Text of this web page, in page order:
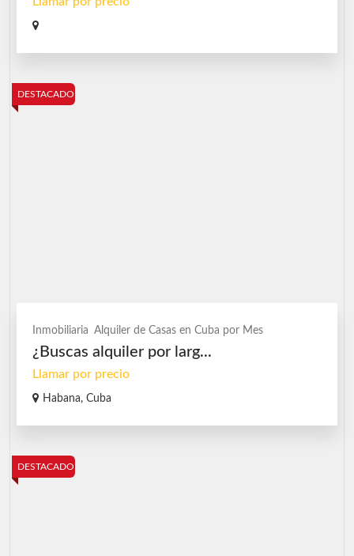
DESTACADO
Inmobiliaria Alquiler de Casas en Cuba por Mes
¿Buscas alquiler por larg...
Llamar por precio
Habana, Cuba
DESTACADO